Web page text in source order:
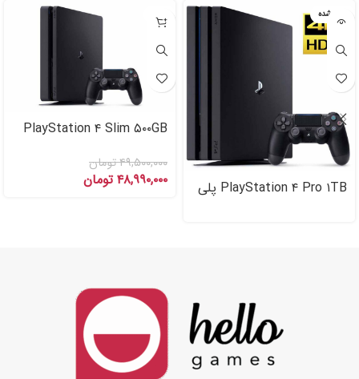
تمام شده
PlayStation ۴ Pro ۱TB پلی
-۱%
PlayStation ۴ Slim ۵۰۰GB
(کارکرده)
۴۹,۵۰۰,۰۰۰تومان
۴۸,۹۹۰,۰۰۰ تومان